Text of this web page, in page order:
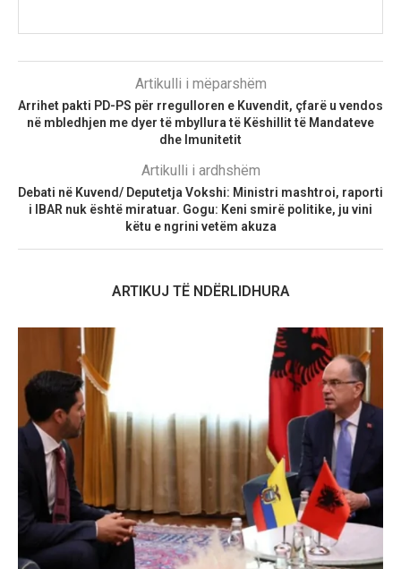
Artikulli i mëparshëm
Arrihet pakti PD-PS për rregulloren e Kuvendit, çfarë u vendos
në mbledhjen me dyer të mbyllura të Këshillit të Mandateve
dhe Imunitetit
Artikulli i ardhshëm
Debati në Kuvend/ Deputetja Vokshi: Ministri mashtroi, raporti
i IBAR nuk është miratuar. Gogu: Keni smirë politike, ju vini
këtu e ngrini vetëm akuza
ARTIKUJ TË NDËRLIDHURA